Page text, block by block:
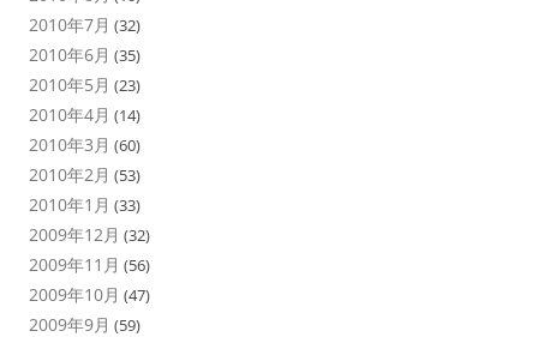
2010年7月 (32)
2010年6月 (35)
2010年5月 (23)
2010年4月 (14)
2010年3月 (60)
2010年2月 (53)
2010年1月 (33)
2009年12月 (32)
2009年11月 (56)
2009年10月 (47)
2009年9月 (59)